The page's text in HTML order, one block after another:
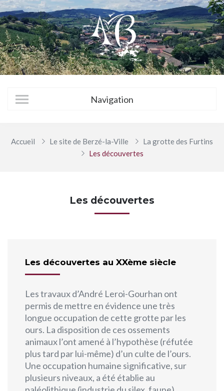
Accueil Le site de Berzé-la-Ville
La grotte des Furtins
Les découvertes
Les découvertes
Les découvertes au XXème siècle
Les travaux d’André Leroi-Gourhan ont
permis de mettre en évidence une très
longue occupation de cette grotte par les
ours. La disposition de ces ossements
animaux l’ont amené à l’hypothèse (réfutée
plus tard par lui-même) d’un culte de l’ours.
Une occupation humaine significative, sur
plusieurs niveaux, a été établie au